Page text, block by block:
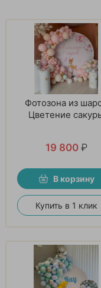
Фотозона из
Цветение
19 800 ₽
В корзину
Купить в 1 клик